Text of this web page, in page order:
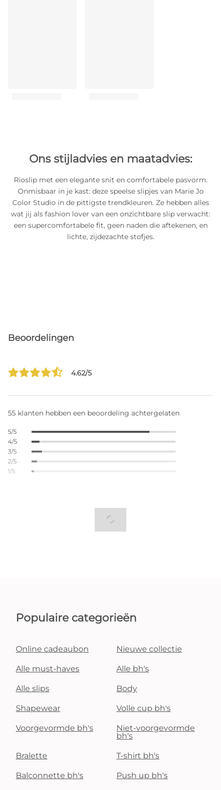
Ons stijladvies en maatadvies:
Rioslip met een elegante snit en comfortabele pasvorm.
Onmisbaar in je kast: deze speelse slipjes van Marie Jo
Color Studio in de pittigste trendkleuren. Ze hebben alles
wat jij als fashion lover van een onzichtbare slip verwacht:
een supercomfortabele fit, geen naden die aftekenen, en
lichte, zijdezachte stofjes.
Beoordelingen
4.62/5
55 klanten hebben een beoordeling achtergelaten
5/5
4/5
3/5
2/5
1/5
Populaire categorieën
Online cadeaubon Nieuwe collectie
Alle must-haves Alle bh's
Alle slips Body
Shapewear Volle cup bh's
Voorgevormde bh's
Niet-voorgevormde
bh's
Bralette T-shirt bh's
Balconnette bh's Push up bh's